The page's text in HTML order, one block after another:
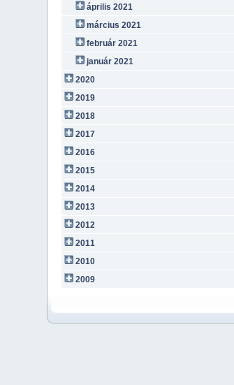
április 2021
március 2021
február 2021
január 2021
2020
2019
2018
2017
2016
2015
2014
2013
2012
2011
2010
2009